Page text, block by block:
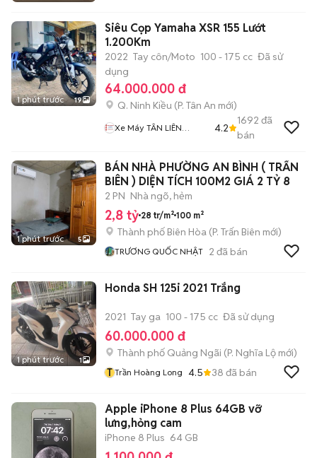
1 phút trước 19
Siêu Cọp Yamaha XSR 155 Lướt
1.200Km
2022 Tay côn/Moto 100 - 175 cc Đã sử
dụng
64.000.000 đ
Q. Ninh Kiều (P. Tân An mới)
Xe Máy TÂN LIÊN
4.2
1692 đã
bán
1 phút trước 5
BÁN NHÀ PHƯỜNG AN BÌNH ( TRẤN
BIÊN ) DIỆN TÍCH 100M2 GIÁ 2 TỶ 8
2 PN Nhà ngõ, hẻm
2,8 tỷ 28 tr/m² 100 m²
Thành phố Biên Hòa (P. Trấn Biên mới)
TRƯƠNG QUỐC NHẬT 2 đã bán
1 phút trước 1
Honda SH 125i 2021 Trắng
2021 Tay ga 100 - 175 cc Đã sử dụng
60.000.000 đ
Thành phố Quảng Ngãi (P. Nghĩa Lộ mới)
T Trần Hoàng Long 4.5 38 đã bán
Apple iPhone 8 Plus 64GB vỡ
lưng,hỏng cam
iPhone 8 Plus 64 GB